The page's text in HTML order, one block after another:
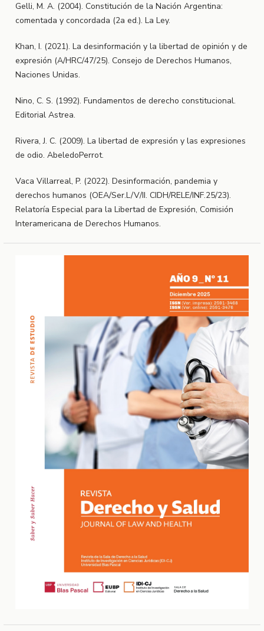
Gelli, M. A. (2004). Constitución de la Nación Argentina:
comentada y concordada (2a ed.). La Ley.
Khan, I. (2021). La desinformación y la libertad de opinión y de
expresión (A/HRC/47/25). Consejo de Derechos Humanos,
Naciones Unidas.
Nino, C. S. (1992). Fundamentos de derecho constitucional.
Editorial Astrea.
Rivera, J. C. (2009). La libertad de expresión y las expresiones
de odio. AbeledoPerrot.
Vaca Villarreal, P. (2022). Desinformación, pandemia y
derechos humanos (OEA/Ser.L/V/II. CIDH/RELE/INF.25/23).
Relatoría Especial para la Libertad de Expresión, Comisión
Interamericana de Derechos Humanos.